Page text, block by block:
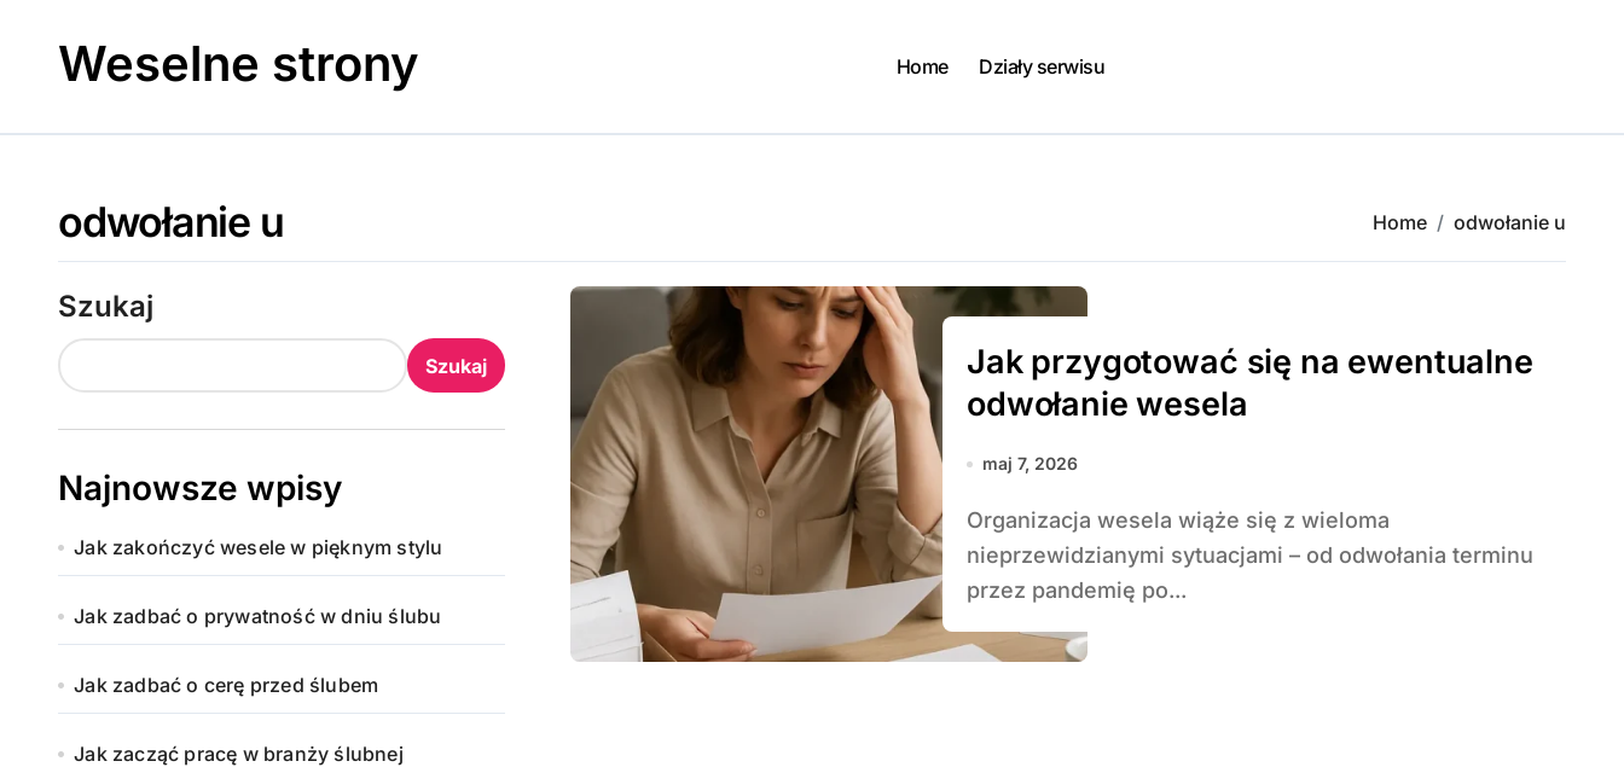
contentWeselne strony Home Działy serwisu
odwołanie u Home odwołanie u
Szukaj
Szukaj
Najnowsze wpisy
Jak zakończyć wesele w pięknym stylu
Jak zadbać o prywatność w dniu ślubu
Jak zadbać o cerę przed ślubem
Jak zacząć pracę w branży ślubnej
Jak przygotować się na ewentualne
odwołanie wesela
maj 7, 2026
Organizacja wesela wiąże się z wieloma
nieprzewidzianymi sytuacjami – od odwołania terminu
przez pandemię po...